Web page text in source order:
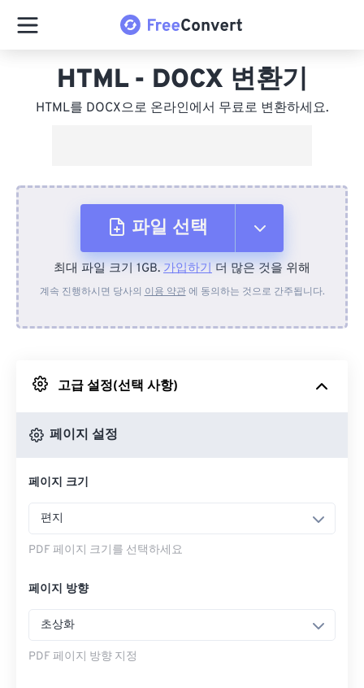
HTML - DOCX 변환기
HTML를 DOCX으로 온라인에서 무료로 변환하세요.
파일 선택
장치에서
Google 드라이브에서
최대 파일 크기 1GB. 가입하기 더 많은 것을 위해
계속 진행하시면 당사의 이용 약관에 동의하는 것으로 간주됩니다.
고급 설정(선택 사항)
페이지 설정
페이지 크기
편지
PDF 페이지 크기를 선택하세요
페이지 방향
초상화
PDF 페이지 방향 지정